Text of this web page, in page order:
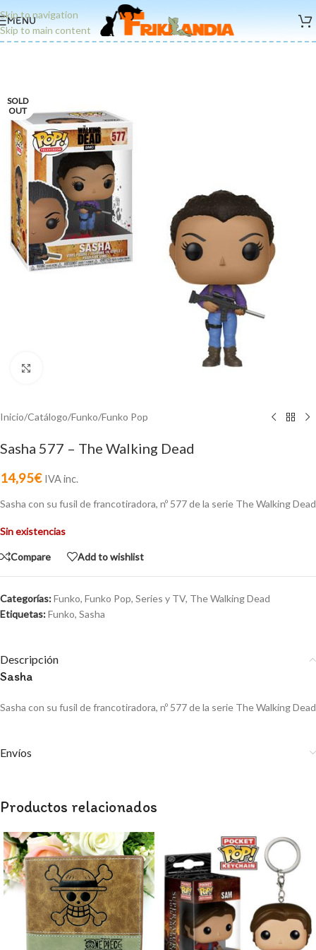
Skip to navigation
Skip to main content
MENU
SOLD
OUT
Inicio/Catálogo/Funko/Funko Pop
Sasha 577 – The Walking Dead
14,95€ IVA inc.
Sasha con su fusil de francotiradora, nº 577 de la serie The Walking Dead
Sin existencias
Compare Add to wishlist
Categorías:Funko, Funko Pop, Series y TV, The Walking Dead
Etiquetas:Funko, Sasha
Descripción
Sasha
Sasha con su fusil de francotiradora, nº 577 de la serie The Walking Dead
Envíos
Productos relacionados